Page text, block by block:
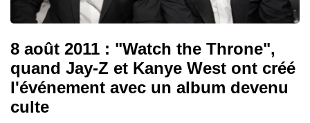
8 août 2011 : "Watch the Throne",
quand Jay-Z et Kanye West ont créé
l'événement avec un album devenu
culte